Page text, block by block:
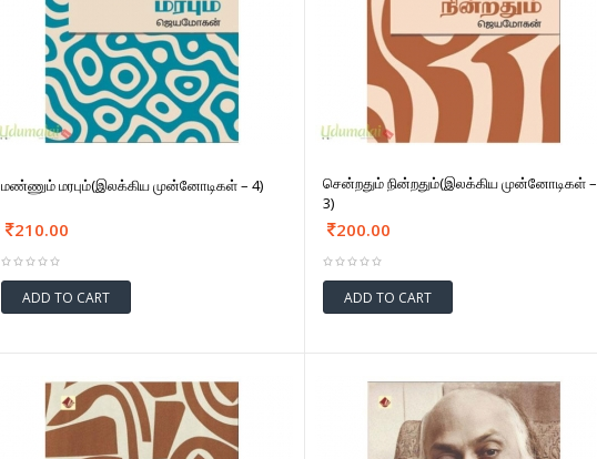
மண்ணும் மரபும்(இலக்கிய முன்னோடிகள் – 4)
210.00
ADD TO CART
சென்றதும் நின்றதும்(இலக்கிய முன்னோடிகள் –
3)
200.00
ADD TO CART